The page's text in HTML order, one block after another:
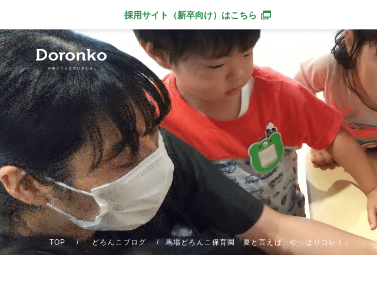
採用サイト（新卒向け） はこちら
別ウィンドウで開きます
TOP どろんこブログ 馬場どろんこ保育園「夏と言えば、やっぱりコレ！」